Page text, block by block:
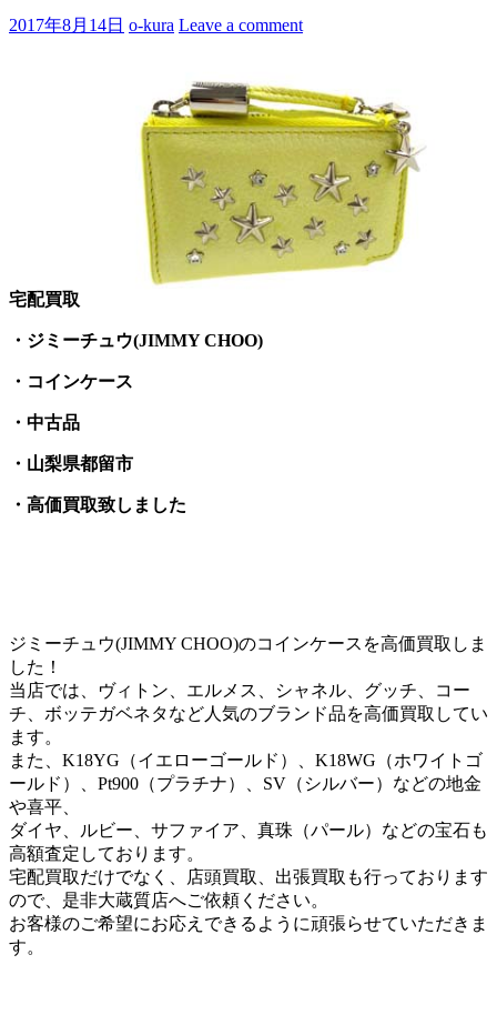
2017年8月14日 o-kura Leave a comment
宅配買取
・ジミーチュウ(JIMMY CHOO)
・コインケース
・中古品
・山梨県都留市
・高価買取致しました
ジミーチュウ(JIMMY CHOO)のコインケースを高価買取しま
した！
当店では、ヴィトン、エルメス、シャネル、グッチ、コー
チ、ボッテガベネタなど人気のブランド品を高価買取してい
ます。
また、K18YG（イエローゴールド）、K18WG（ホワイトゴ
ールド）、Pt900（プラチナ）、SV（シルバー）などの地金
や喜平、
ダイヤ、ルビー、サファイア、真珠（パール）などの宝石も
高額査定しております。
宅配買取だけでなく、店頭買取、出張買取も行っております
ので、是非大蔵質店へご依頼ください。
お客様のご希望にお応えできるように頑張らせていただきま
す。